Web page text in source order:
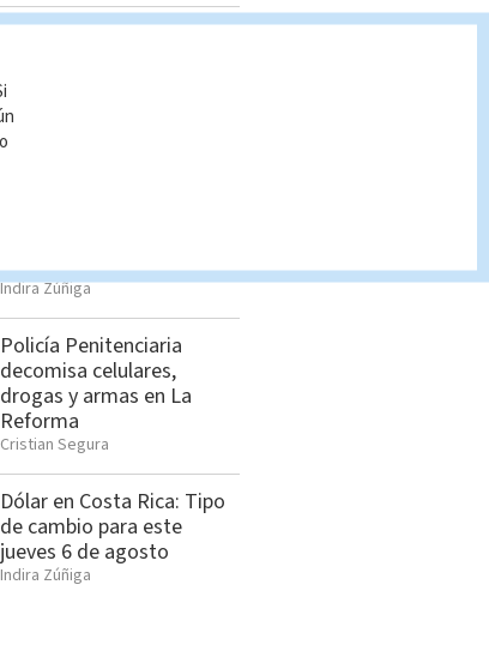
Seis sospechosos
de alias “Diablo” son
detenidos en Jacó
Indira Zúñiga
jueves 6 de agosto
Indira Zúñiga
Policía Penitenciaria
decomisa celulares,
drogas y armas en La
Reforma
Cristian Segura
Dólar en Costa Rica: Tipo
de cambio para este
jueves 6 de agosto
Indira Zúñiga